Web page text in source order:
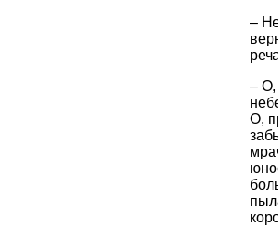
–
– О,
О,